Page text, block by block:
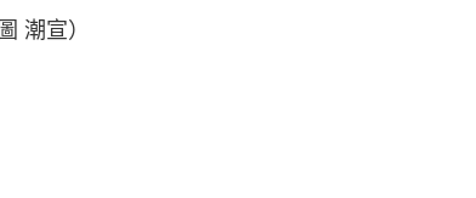
潮宣）